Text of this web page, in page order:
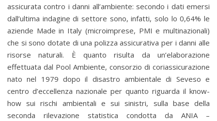
assicurata contro i danni all’ambiente: secondo i dati emersi
dall’ultima indagine di settore sono, infatti, solo lo 0,64% le
aziende Made in Italy (microimprese, PMI e multinazionali)
che si sono dotate di una polizza assicurativa per i danni alle
risorse naturali. È quanto risulta da un’elaborazione
effettuata dal Pool Ambiente, consorzio di coriassicurazione
nato nel 1979 dopo il disastro ambientale di Seveso e
centro d’eccellenza nazionale per quanto riguarda il know-
how sui rischi ambientali e sui sinistri, sulla base della
seconda rilevazione statistica condotta da ANIA –